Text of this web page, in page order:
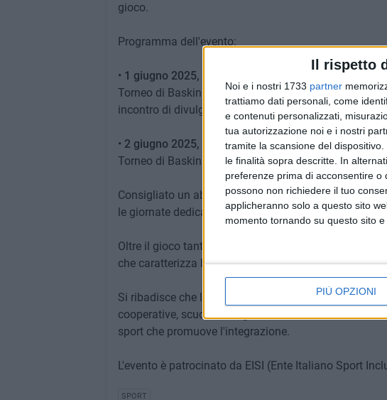
Il rispetto
Noi e i nostri 1733 partner
trattiamo dati personali, come
e contenuti personalizzati,
tua autorizzazione noi e i nostri
tramite la scansione del
le finalità sopra descritte. In
preferenze prima di acconsentire o
possono non richiedere il tuo
applicheranno solo a questo sito
momento tornando su questo sito
PIÙ OPZIONI
gioco.
Programma dell'evento:
• 1 giugno 2025, mattina
Torneo di Baskin: conoscenza e gare fra le squadre
incontro di divulgazione sulla disciplina del Baskin
• 2 giugno 2025, mattina:
Torneo di Baskin: gare fra i partecipanti, con il
Consigliato un abbigliamento comodo e scarpe da
le giornate dedicate allo sport, dedicate al Baskin per
Oltre il gioco tanti i momenti di festa e di unione,
che caratterizza l'evento.
Si ribadisce che l'evento è gratuito e aperto a tutti,
cooperative, scuole, famiglie e realtà del territorio
sport che promuove l'integrazione.
L'evento è patrocinato da EISI (Ente Italiano Sport
SPORT